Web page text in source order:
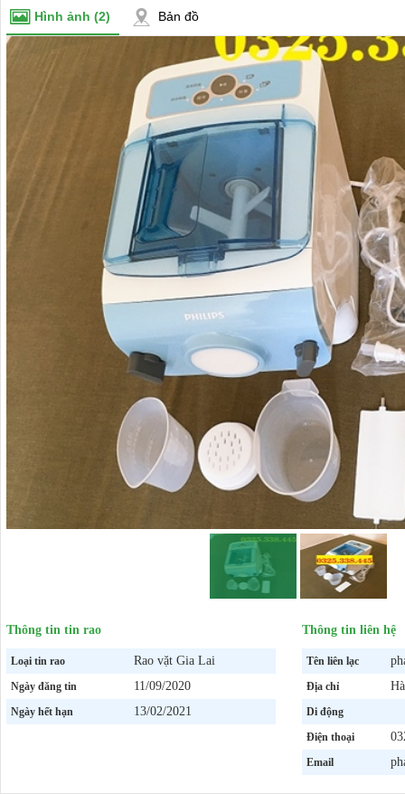
Hình ảnh (2) Bản đồ
Thông tin tin rao
Loại tin rao Rao vặt Gia Lai
Ngày đăng tin 11/09/2020
Ngày hết hạn 13/02/2021
Thông tin liên hệ
Tên liên lạc
Địa chỉ
Di động
Điện thoại
Email